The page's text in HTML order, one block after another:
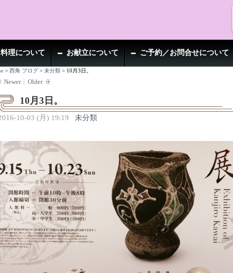
理について お献立について ご予約／お問合せについて
> 西角 ブログ> 未分類> 10月3日。
Newer Older
10月3日。
10-03 (月) 19:19 未分類